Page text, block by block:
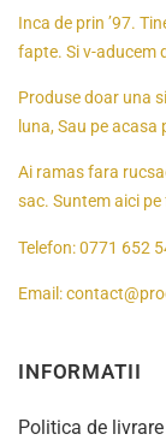
Inca de prin ’97.
fapte. Si v-aducem
Produse doar una
luna, Sau pe acasa
Ai ramas fara
sac. Suntem aici pe
Telefon:0771 652
Email:
INFORMATII
Politica de